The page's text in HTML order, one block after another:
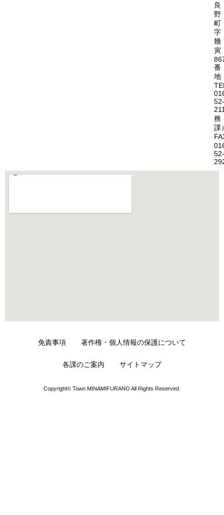
良
野
町
字
幾
寅
番
地
52-
務
課
52-
免責事項 著作権・個人情報の保護について
各課のご案内 サイトマップ
Copyright© Town MINAMIFURANO All Rights Reserved.